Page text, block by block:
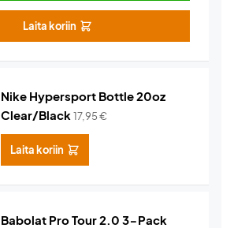
Laita koriin
Nike Hypersport Bottle 20oz
Clear/Black17,95€
Laita koriin
Babolat Pro Tour 2.0 3-Pack